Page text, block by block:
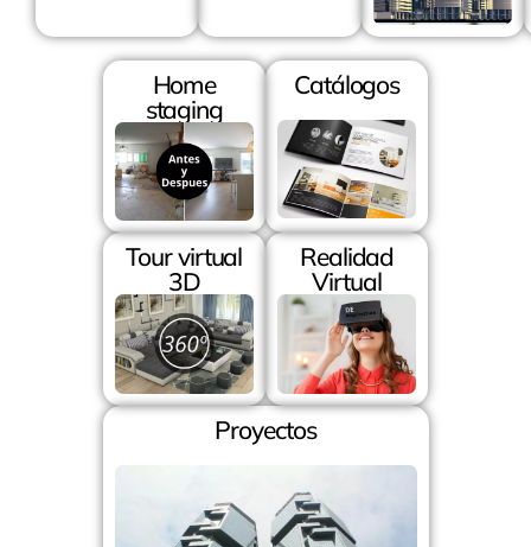
Home
staging
Catálogos
Tour virtual
3D
Realidad
Virtual
Proyectos